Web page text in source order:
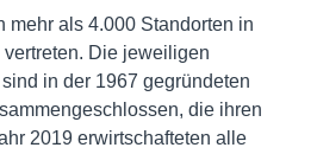
mehr als 4.000 Standorten in
Die jeweiligen
in der 1967 gegründeten
die ihren
2019 erwirtschafteten alle